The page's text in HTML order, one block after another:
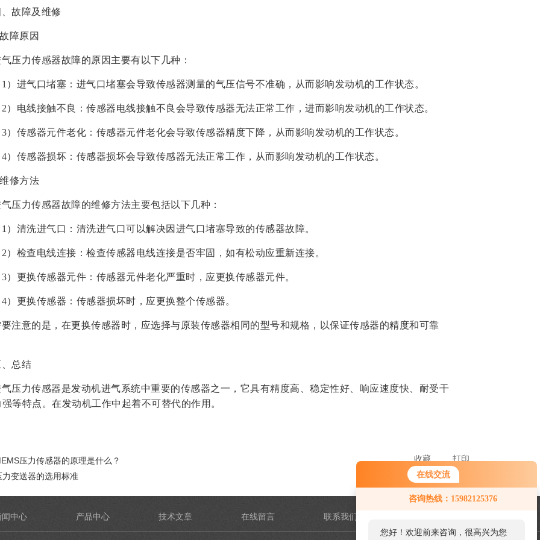
在线交流
咨询热线：15982125376
您好！欢迎前来咨询，很高兴为您
服务，请问您要咨询什么问题呢？
您好，看您停留很久了，是否找到
故障及维修
障原因
压力传感器故障的原因主要有以下几种：
）进气口堵塞：进气口堵塞会导致传感器测量的气压信号不准确，从而影响发动机的工作状态。
）电线接触不良：传感器电线接触不良会导致传感器无法正常工作，进而影响发动机的工作状态。
）传感器元件老化：传感器元件老化会导致传感器精度下降，从而影响发动机的工作状态。
）传感器损坏：传感器损坏会导致传感器无法正常工作，从而影响发动机的工作状态。
修方法
压力传感器故障的维修方法主要包括以下几种：
）清洗进气口：清洗进气口可以解决因进气口堵塞导致的传感器故障。
）检查电线连接：检查传感器电线连接是否牢固，如有松动应重新连接。
）更换传感器元件：传感器元件老化严重时，应更换传感器元件。
）更换传感器：传感器损坏时，应更换整个传感器。
注意的是，在更换传感器时，应选择与原装传感器相同的型号和规格，以保证传感器的精度和可靠
总结
压力传感器是发动机进气系统中重要的传感器之一，它具有精度高、稳定性好、响应速度快、耐受干
等特点。在发动机工作中起着不可替代的作用。
压力传感器的原理是什么？
力变送器的选用标准
收藏 打印
中心 产品中心 技术文章 在线留言 联系我们